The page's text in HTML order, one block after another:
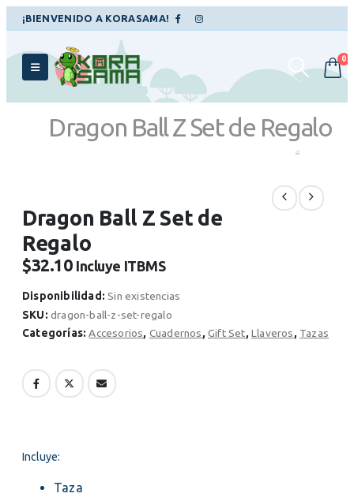
¡BIENVENIDO A KORASAMA!
0
Dragon Ball Z Set de Regalo
Dragon Ball Z Set de
Regalo
$32.10 Incluye ITBMS
Disponibilidad:Sin existencias
SKU: dragon-ball-z-set-regalo
Categorías:Accesorios, Cuadernos,Gift Set,Llaveros, Tazas
Incluye:
Taza